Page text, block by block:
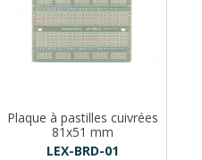
Plaque à pastilles cuivrées
81x51 mm
LEX-BRD-01